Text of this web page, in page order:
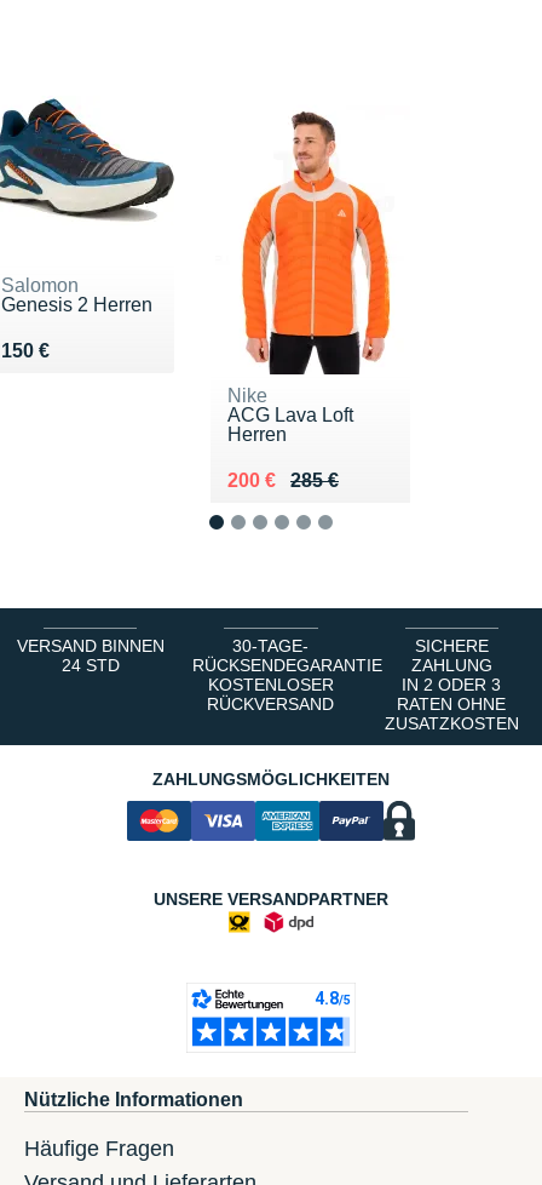
Salomon
Genesis 2 Herren
150 €
Vendu 150 €
Nike
ACG Lava Loft
Herren
285 €
Au lieu de 285 €
200 €
Vendu 200 €
VERSAND BINNEN
24 STD
30-TAGE-
RÜCKSENDEGARANTIE
KOSTENLOSER
RÜCKVERSAND
SICHERE
ZAHLUNG
IN 2 ODER 3
RATEN OHNE
ZUSATZKOSTEN
ZAHLUNGSMÖGLICHKEITEN
UNSERE VERSANDPARTNER
Nützliche Informationen
Häufige Fragen